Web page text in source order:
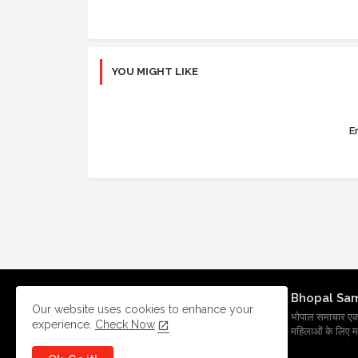
YOU MIGHT LIKE
Bhopal
भोपाल समाचार एक
महिलाओं के लिए
Our website uses cookies to enhance your
experience. Check Now